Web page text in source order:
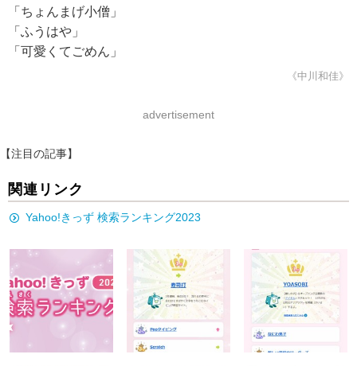
「ちょんまげ小僧」
「ふうはや」
「可愛くてごめん」
《中川和佳》
advertisement
【注目の記事】
関連リンク
Yahoo!きっず 検索ランキング2023